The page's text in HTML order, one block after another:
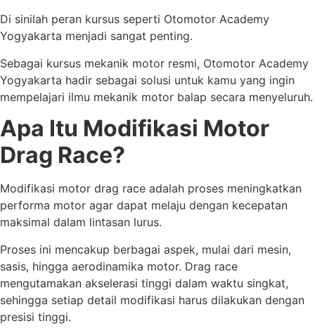
Di sinilah peran kursus seperti Otomotor Academy
Yogyakarta menjadi sangat penting.
Sebagai kursus mekanik motor resmi, Otomotor Academy
Yogyakarta hadir sebagai solusi untuk kamu yang ingin
mempelajari ilmu mekanik motor balap secara menyeluruh.
Apa Itu Modifikasi Motor
Drag Race?
Modifikasi motor drag race adalah proses meningkatkan
performa motor agar dapat melaju dengan kecepatan
maksimal dalam lintasan lurus.
Proses ini mencakup berbagai aspek, mulai dari mesin,
sasis, hingga aerodinamika motor. Drag race
mengutamakan akselerasi tinggi dalam waktu singkat,
sehingga setiap detail modifikasi harus dilakukan dengan
presisi tinggi.